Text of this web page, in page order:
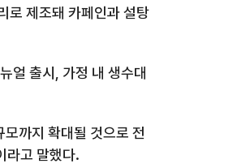
로 제조돼 카페인과 설탕
얼 출시
가정 내 생수대
모까지 확대될 것으로 전
라고 말했다.